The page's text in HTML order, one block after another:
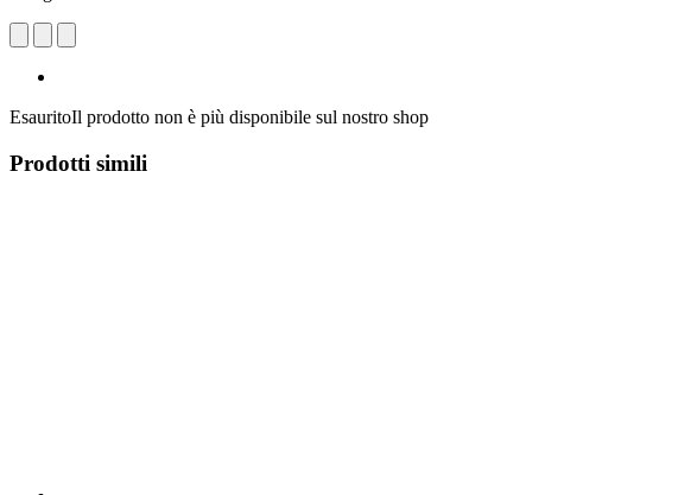
EsauritoIl prodotto non è più disponibile sul nostro shop
Prodotti simili